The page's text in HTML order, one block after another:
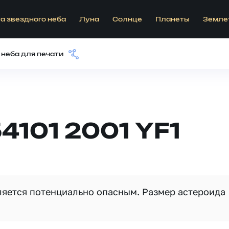
звездного неба Луна Солнце Планеты
для печати
2001 YF1
потенциально опасным. Размер астероида